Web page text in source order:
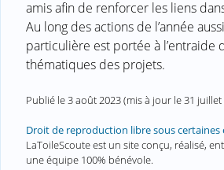
amis afin de renforcer les liens
Au long des actions de l’année
particulière est portée à l’entraide
thématiques des projets.
Publié le3 août 2023(mis à jour le31 juillet
Droit de reproduction libre sous
LaToileScoute est un site conçu, réalisé,
une équipe 100% bénévole.